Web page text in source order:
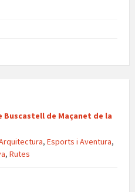
Buscastell de Maçanet de la
, Esports i Aventura,
, Rutes